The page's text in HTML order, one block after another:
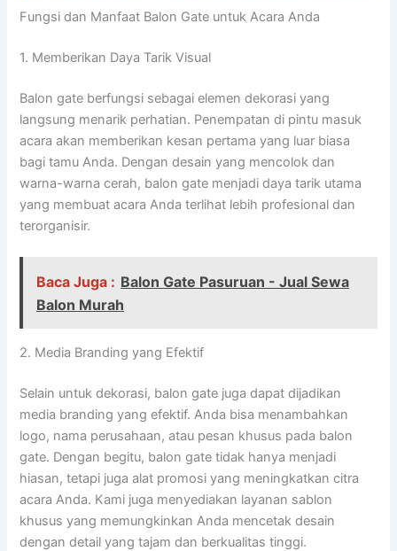
Fungsi dan Manfaat Balon Gate untuk Acara Anda
1. Memberikan Daya Tarik Visual
Balon gate berfungsi sebagai elemen dekorasi yang
langsung menarik perhatian. Penempatan di pintu masuk
acara akan memberikan kesan pertama yang luar biasa
bagi tamu Anda. Dengan desain yang mencolok dan
warna-warna cerah, balon gate menjadi daya tarik utama
yang membuat acara Anda terlihat lebih profesional dan
terorganisir.
Baca Juga : Balon Gate Pasuruan - Jual Sewa
Balon Murah
2. Media Branding yang Efektif
Selain untuk dekorasi, balon gate juga dapat dijadikan
media branding yang efektif. Anda bisa menambahkan
logo, nama perusahaan, atau pesan khusus pada balon
gate. Dengan begitu, balon gate tidak hanya menjadi
hiasan, tetapi juga alat promosi yang meningkatkan citra
acara Anda. Kami juga menyediakan layanan sablon
khusus yang memungkinkan Anda mencetak desain
dengan detail yang tajam dan berkualitas tinggi.